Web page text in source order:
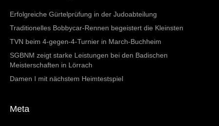
Erfolgreiche Gürtelprüfung in der Judoabteilung
Traditionelles Bobbycar-Rennen begeistert die Kleinsten
TVN beim 4-gegen-4-Turnier in March-Buchheim
SGBNM zeigt starke Leistungen bei den Badischen
Meisterschaften in Lörrach
Damen I mit nächstem Heimtestspiel
Meta